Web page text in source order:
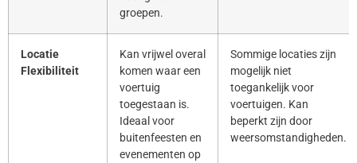
groepen.
Locatie
Flexibiliteit
Kan vrijwel overal
komen waar een
voertuig
toegestaan is.
Ideaal voor
buitenfeesten en
evenementen op
Sommige locaties zijn
mogelijk niet
toegankelijk voor
voertuigen. Kan
beperkt zijn door
weersomstandigheden.